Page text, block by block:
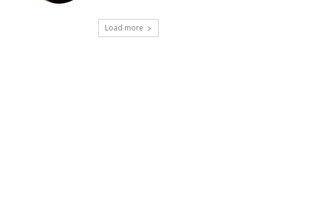
Load more